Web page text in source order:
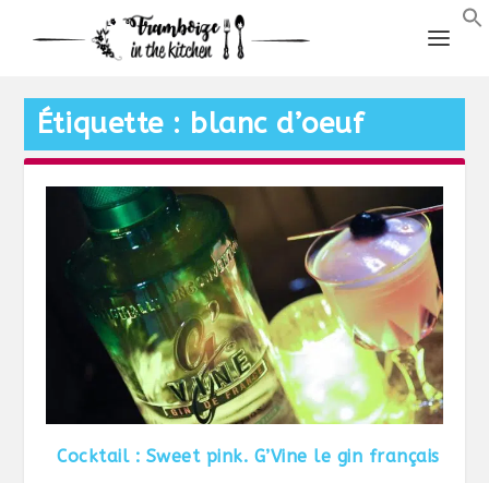
Étiquette : blanc d’oeuf
Cocktail : Sweet pink. G’Vine le gin français